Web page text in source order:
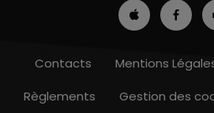
7h00 - 10h00
Contacts Mentions
Règlements
Gestion des